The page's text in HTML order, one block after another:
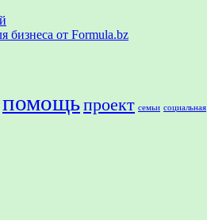
бизнеса от Formula.bz
помощьпроект семьи социальная